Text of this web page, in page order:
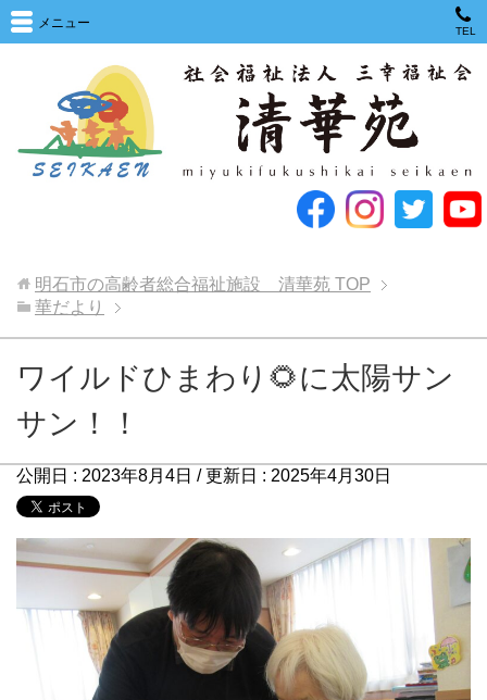
メニュー
TEL
明石市の高齢者総合福祉施設 清華苑 TOP
華だより
ワイルドひまわり🌻に太陽サン
サン！！
公開日 : 2023年8月4日 / 更新日 : 2025年4月30日